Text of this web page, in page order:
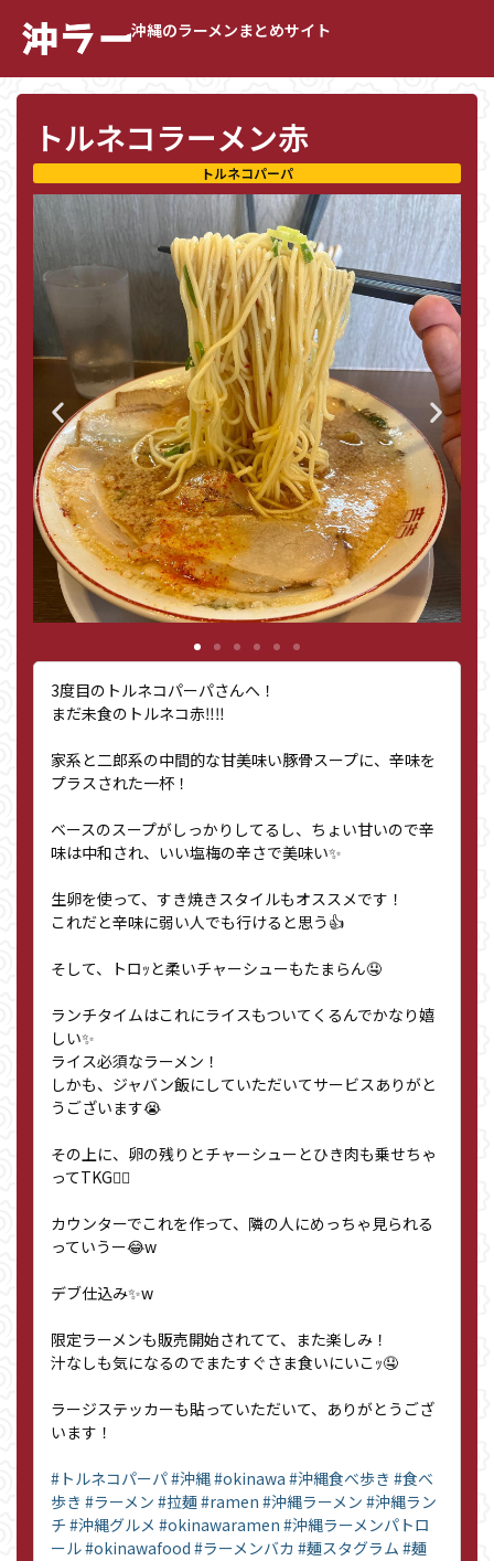
沖縄のラーメンまとめサイト
トルネコラーメン赤
トルネコパーパ
3度目のトルネコパーパさんへ！
まだ未食のトルネコ赤‼︎‼︎
家系と二郎系の中間的な甘美味い豚骨スープに、辛味を
プラスされた一杯！
ベースのスープがしっかりしてるし、ちょい甘いので辛
味は中和され、いい塩梅の辛さで美味い✨
生卵を使って、すき焼きスタイルもオススメです！
これだと辛味に弱い人でも行けると思う👍
そして、トロｯと柔いチャーシューもたまらん🤤
ランチタイムはこれにライスもついてくるんでかなり嬉
しい✨
ライス必須なラーメン！
しかも、ジャバン飯にしていただいてサービスありがと
うございます😭
その上に、卵の残りとチャーシューとひき肉も乗せちゃ
ってTKG🏄‍♂️
カウンターでこれを作って、隣の人にめっちゃ見られる
っていうー😂w
デブ仕込み✨w
限定ラーメンも販売開始されてて、また楽しみ！
汁なしも気になるのでまたすぐさま食いにいこｯ🤤
ラージステッカーも貼っていただいて、ありがとうござ
います！
#トルネコパーパ#沖縄#okinawa #沖縄食べ歩き #食べ
歩き #ラーメン #拉麺#ramen #沖縄ラーメン #沖縄ラン
チ #沖縄グルメ #okinawaramen #沖縄ラーメンパトロ
ール#okinawafood #ラーメンバカ #麺スタグラム #麺